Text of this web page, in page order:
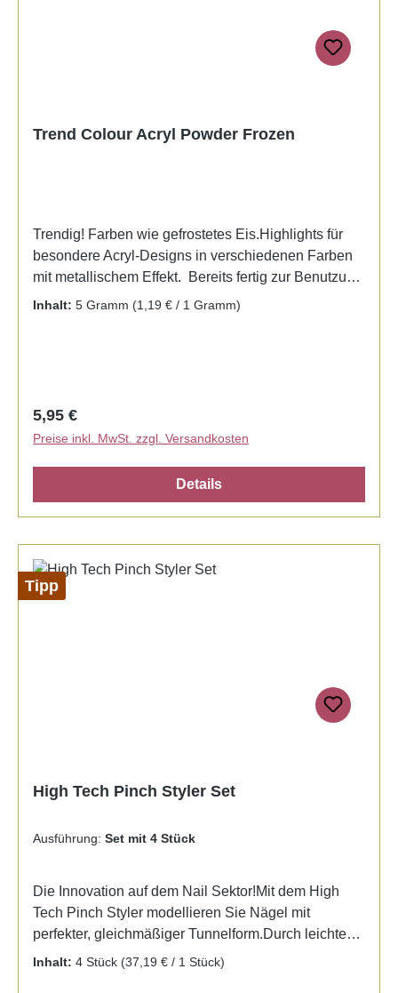
Trend Colour Acryl Powder Frozen
Trendig! Farben wie gefrostetes Eis.Highlights für
besondere Acryl-Designs in verschiedenen Farben
mit metallischem Effekt. Bereits fertig zur Benutzung
mit Liquid. Kein Mischen notwendig. Inhalt 5 gr. -
Inhalt: 5 Gramm (1,19 € / 1 Gramm)
Regulärer Preis:
5,95 €
Preise inkl. MwSt. zzgl. Versandkosten
Details
Tipp
High Tech Pinch Styler Set
Ausführung: Set mit 4 Stück
Die Innovation auf dem Nail Sektor!Mit dem High
Tech Pinch Styler modellieren Sie Nägel mit
perfekter, gleichmäßiger Tunnelform.Durch leichtes
Anbringen und kostante Formgebung erzielen Sie
Inhalt: 4 Stück (37,19 € / 1 Stück)